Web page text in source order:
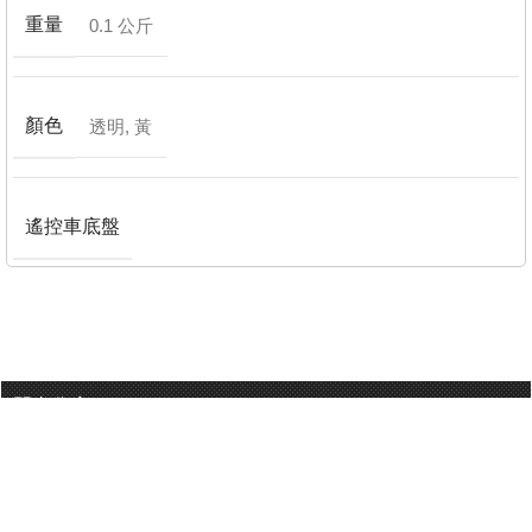
重量 0.1 公斤
顏色 透明, 黃
遙控車底盤